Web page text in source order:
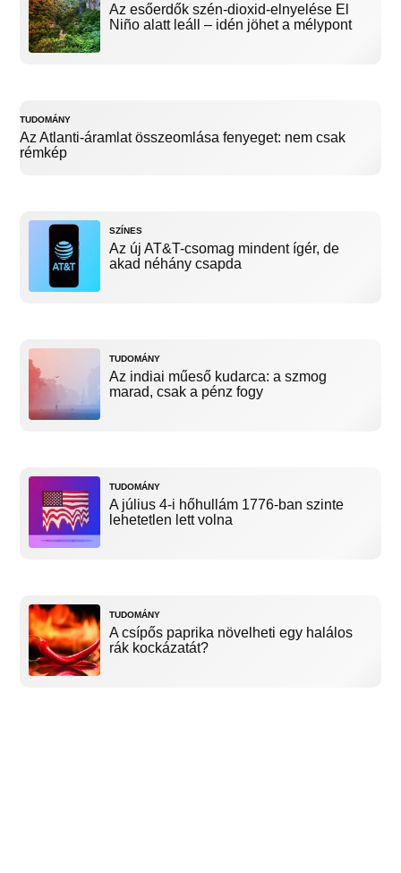
Az esőerdők szén-dioxid-elnyelése El
Niño alatt leáll – idén jöhet a mélypont
TUDOMÁNY
Az Atlanti-áramlat összeomlása fenyeget: nem csak
rémkép
SZÍNES
Az új AT&T-csomag mindent ígér, de
akad néhány csapda
TUDOMÁNY
Az indiai műeső kudarca: a szmog
marad, csak a pénz fogy
TUDOMÁNY
A július 4-i hőhullám 1776-ban szinte
lehetetlen lett volna
TUDOMÁNY
A csípős paprika növelheti egy halálos
rák kockázatát?